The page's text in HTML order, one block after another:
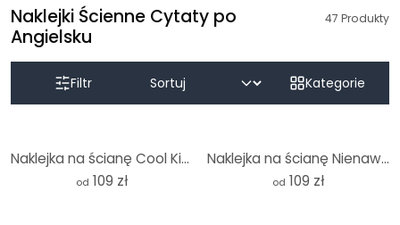
Naklejki Ścienne Cytaty po
Angielsku
47 Produkty
Filtr Kategorie
Naklejka na ścianę Cool Kids Club Kolorowe kwiaty - Treechild - okrągła
od 109 zł
Naklejka na ścianę Nienawidzę porannych ludzi - Szop - Magnusson - Okrągła
od 109 zł